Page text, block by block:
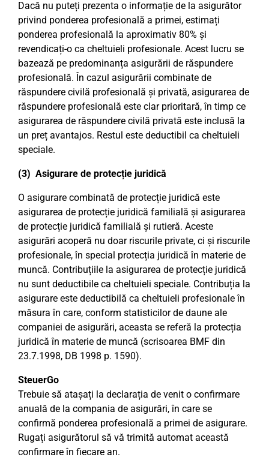
Dacă nu puteți prezenta o informație de la asigurător
privind ponderea profesională a primei, estimați
ponderea profesională la aproximativ 80% și
revendicați-o ca cheltuieli profesionale. Acest lucru se
bazează pe predominanța asigurării de răspundere
profesională. În cazul asigurării combinate de
răspundere civilă profesională și privată, asigurarea de
răspundere profesională este clar prioritară, în timp ce
asigurarea de răspundere civilă privată este inclusă la
un preț avantajos. Restul este deductibil ca cheltuieli
speciale.
(3) Asigurare de protecție juridică
O asigurare combinată de protecție juridică este
asigurarea de protecție juridică familială și asigurarea
de protecție juridică familială și rutieră. Aceste
asigurări acoperă nu doar riscurile private, ci și riscurile
profesionale, în special protecția juridică în materie de
muncă. Contribuțiile la asigurarea de protecție juridică
nu sunt deductibile ca cheltuieli speciale. Contribuția la
asigurare este deductibilă ca cheltuieli profesionale în
măsura în care, conform statisticilor de daune ale
companiei de asigurări, aceasta se referă la protecția
juridică în materie de muncă (scrisoarea BMF din
23.7.1998, DB 1998 p. 1590).
SteuerGo
Trebuie să atașați la declarația de venit o confirmare
anuală de la compania de asigurări, în care se
confirmă ponderea profesională a primei de asigurare.
Rugați asigurătorul să vă trimită automat această
confirmare în fiecare an.